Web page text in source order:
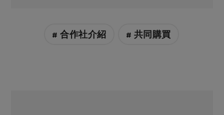
# 合作社介紹 # 共同購買